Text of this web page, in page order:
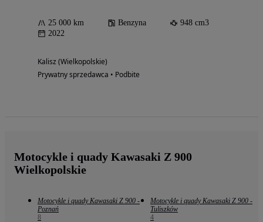
25 000 km Benzyna
948 cm3
2022
Kalisz (Wielkopolskie)
Prywatny sprzedawca • Podbite
Motocykle i quady Kawasaki Z 900
Wielkopolskie
Motocykle i quady Kawasaki Z 900 -
Poznań
8
Motocykle i quady Kawasaki Z 900 -
Tuliszków
4